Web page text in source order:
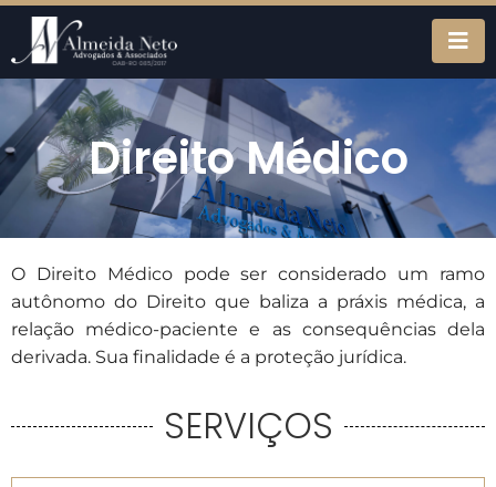
Direito Médico
O Direito Médico pode ser considerado um ramo
autônomo do Direito que baliza a práxis médica, a
relação médico-paciente e as consequências dela
derivada. Sua finalidade é a proteção jurídica.
SERVIÇOS